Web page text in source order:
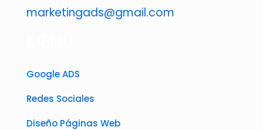
marketingads@gmail.com
Google ADS
Redes Sociales
Diseño Páginas Web